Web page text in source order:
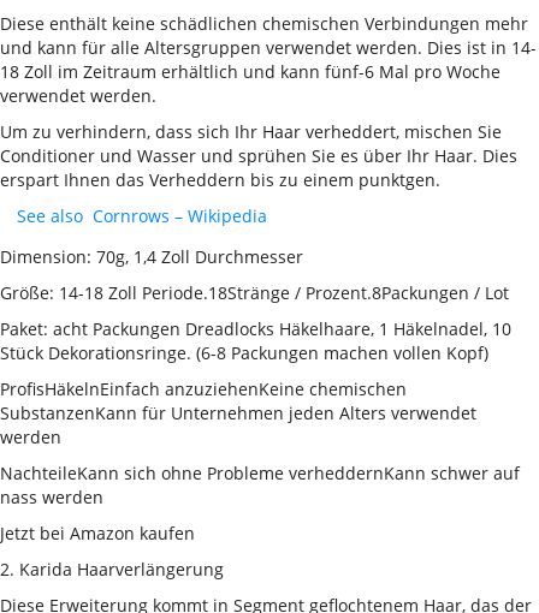
Diese enthält keine schädlichen chemischen Verbindungen mehr
und kann für alle Altersgruppen verwendet werden. Dies ist in 14-
18 Zoll im Zeitraum erhältlich und kann fünf-6 Mal pro Woche
verwendet werden.
Um zu verhindern, dass sich Ihr Haar verheddert, mischen Sie
Conditioner und Wasser und sprühen Sie es über Ihr Haar. Dies
erspart Ihnen das Verheddern bis zu einem punktgen.
See also Cornrows – Wikipedia
Dimension: 70g, 1,4 Zoll Durchmesser
Größe: 14-18 Zoll Periode.18Stränge / Prozent.8Packungen / Lot
Paket: acht Packungen Dreadlocks Häkelhaare, 1 Häkelnadel, 10
Stück Dekorationsringe. (6-8 Packungen machen vollen Kopf)
ProfisHäkelnEinfach anzuziehenKeine chemischen
SubstanzenKann für Unternehmen jeden Alters verwendet
werden
NachteileKann sich ohne Probleme verheddernKann schwer auf
nass werden
Jetzt bei Amazon kaufen
2. Karida Haarverlängerung
Diese Erweiterung kommt in Segment geflochtenem Haar, das der